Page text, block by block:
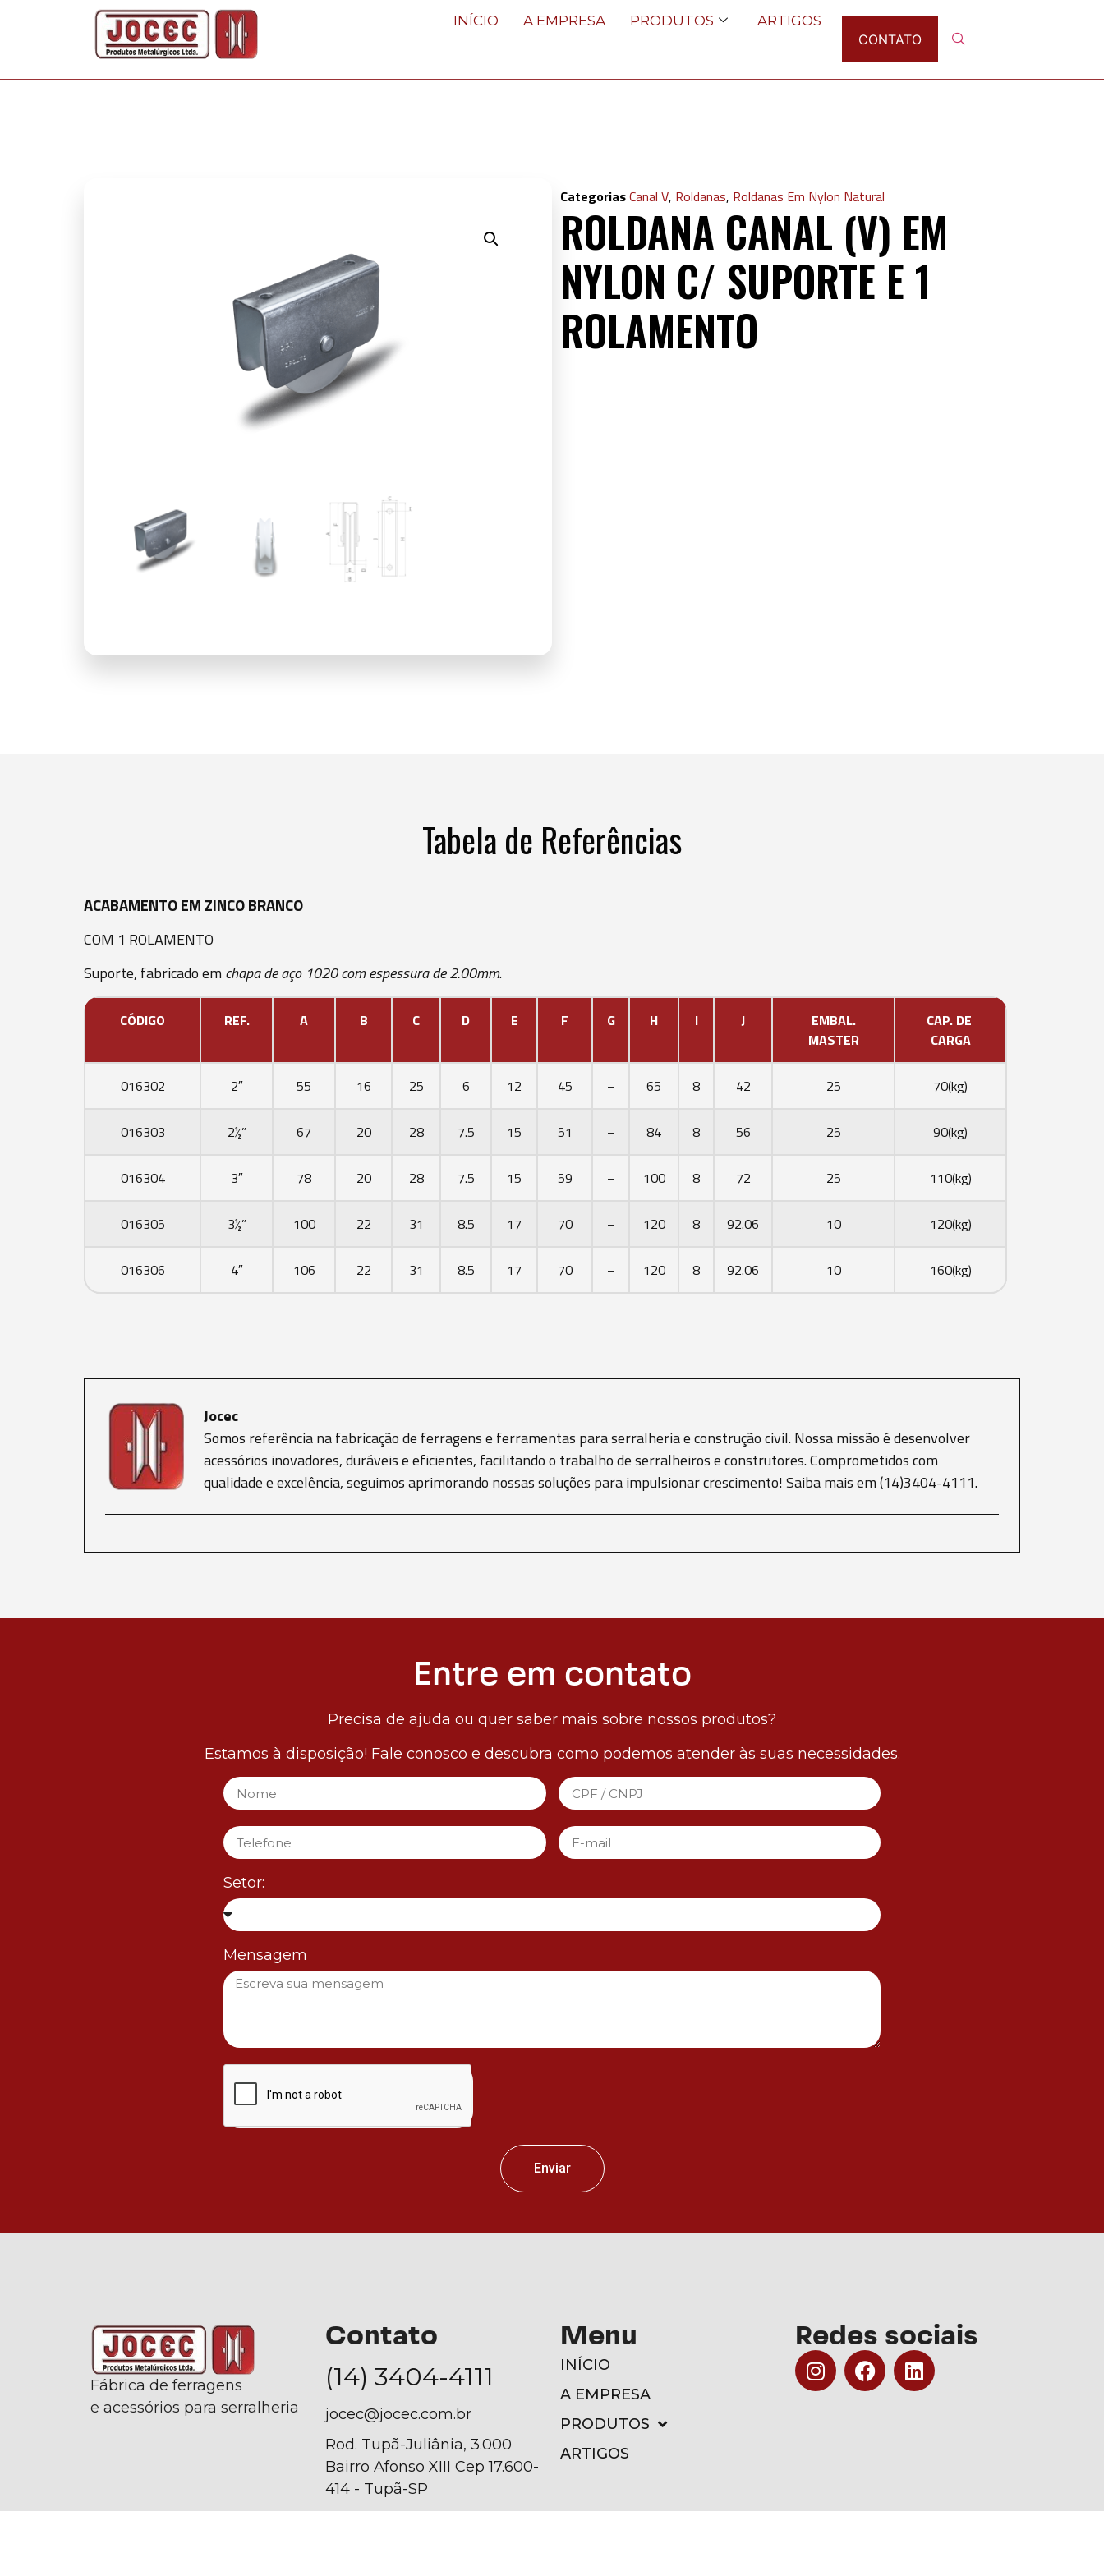
INÍCIO A EMPRESA PRODUTOS
ARTIGOS
CONTATO
CategoriasCanal V, Roldanas, Roldanas Em Nylon Natural
ROLDANA CANAL (V) EM
NYLON C/ SUPORTE E 1
ROLAMENTO
Tabela de Referências
ACABAMENTO EM ZINCO BRANCO
COM 1 ROLAMENTO
Suporte, fabricado em chapa de aço 1020 com espessura de 2.00mm.
CÓDIGO REF. A B C D E F G H I J
EMBAL.
MASTER
CAP. DE
CARGA
016302 2″ 55 16 25 6 12 45 – 65 8 42 25 70(kg)
016303 2½” 67 20 28 7.5 15 51 – 84 8 56 25 90(kg)
016304 3″ 78 20 28 7.5 15 59 – 100 8 72 25 110(kg)
016305 3½” 100 22 31 8.5 17 70 – 120 8 92.06 10 120(kg)
016306 4″ 106 22 31 8.5 17 70 – 120 8 92.06 10 160(kg)
Jocec
Somos referência na fabricação de ferragens e ferramentas para serralheria e construção civil. Nossa missão é desenvolver
acessórios inovadores, duráveis e eficientes, facilitando o trabalho de serralheiros e construtores. Comprometidos com
qualidade e excelência, seguimos aprimorando nossas soluções para impulsionar crescimento! Saiba mais em (14)3404-4111.
Entre em contato
Precisa de ajuda ou quer saber mais sobre nossos produtos?
Estamos à disposição! Fale conosco e descubra como podemos atender às suas necessidades.
Setor:
Mensagem
Enviar
Fábrica de ferragens
e acessórios para serralheria
Contato
(14) 3404-4111
jocec@jocec.com.br
Rod. Tupã-Juliânia, 3.000
Bairro Afonso XIII Cep 17.600-
414 - Tupã-SP
Menu
INÍCIO
A EMPRESA
PRODUTOS
ARTIGOS
Redes sociais